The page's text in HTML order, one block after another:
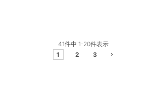
41件中 1-20件表示
1
2 3